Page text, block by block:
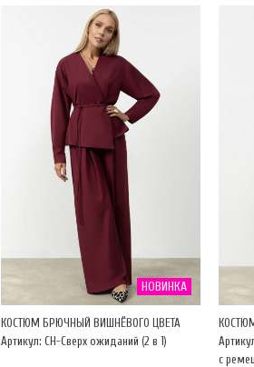
НОВИНКА
КОСТЮМ БРЮЧНЫЙ ВИШНЁВОГО ЦВЕТА
Артикул: CH-Сверх ожиданий (2 в 1)
с